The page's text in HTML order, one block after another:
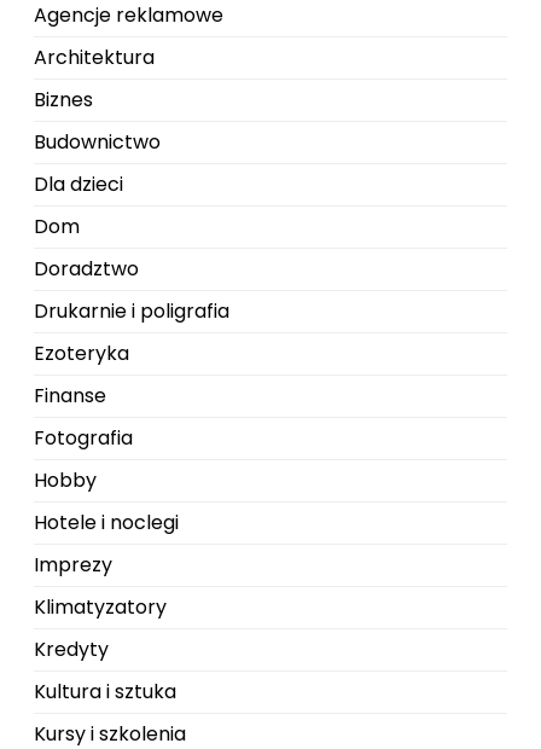
Agencje reklamowe
Architektura
Biznes
Budownictwo
Dla dzieci
Dom
Doradztwo
Drukarnie i poligrafia
Ezoteryka
Finanse
Fotografia
Hobby
Hotele i noclegi
Imprezy
Klimatyzatory
Kredyty
Kultura i sztuka
Kursy i szkolenia